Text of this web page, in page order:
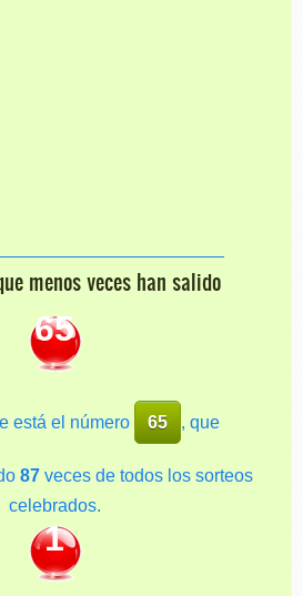
menos veces han salido
65
está el número 65 , que
87veces de todos los sorteos
celebrados.
1